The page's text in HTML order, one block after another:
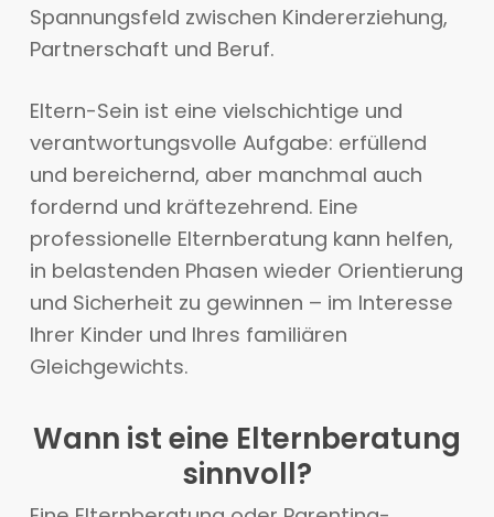
Spannungsfeld zwischen Kindererziehung,
Partnerschaft und Beruf.
Eltern-Sein ist eine vielschichtige und
verantwortungsvolle Aufgabe: erfüllend
und bereichernd, aber manchmal auch
fordernd und kräftezehrend. Eine
professionelle Elternberatung kann helfen,
in belastenden Phasen wieder Orientierung
und Sicherheit zu gewinnen – im Interesse
Ihrer Kinder und Ihres familiären
Gleichgewichts.
Wann ist eine Elternberatung
sinnvoll?